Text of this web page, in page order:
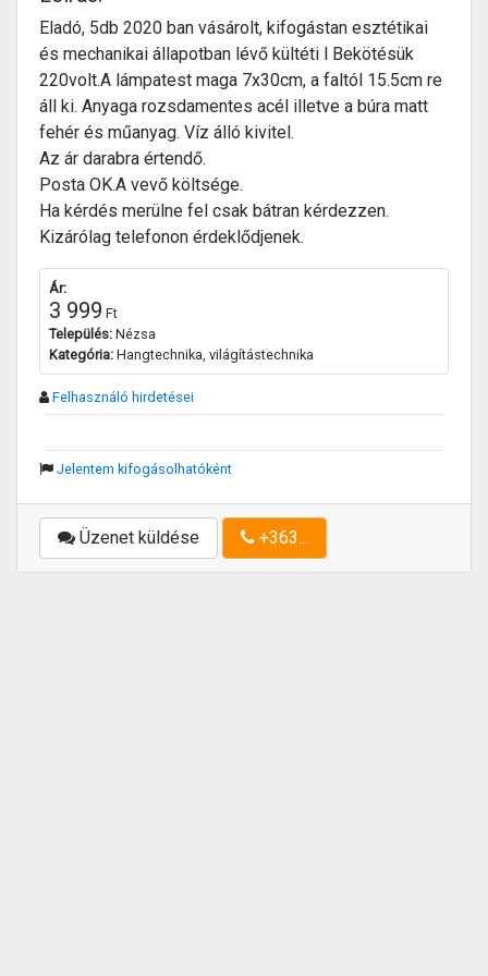
Eladó, 5db 2020 ban vásárolt, kifogástan esztétikai
és mechanikai állapotban lévő kültéti l Bekötésük
220volt.A lámpatest maga 7x30cm, a faltól 15.5cm re
áll ki. Anyaga rozsdamentes acél illetve a búra matt
fehér és műanyag. Víz álló kivitel.
Az ár darabra értendő.
Posta OK.A vevő költsége.
Ha kérdés merülne fel csak bátran kérdezzen.
Kizárólag telefonon érdeklődjenek.
Ár:
3 999 Ft
Település: Nézsa
Kategória: Hangtechnika, világítástechnika
Felhasználó hirdetései
Jelentem kifogásolhatóként
Üzenet küldése +363...